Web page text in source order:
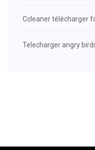
Ccleaner télécharger
Telecharger angry